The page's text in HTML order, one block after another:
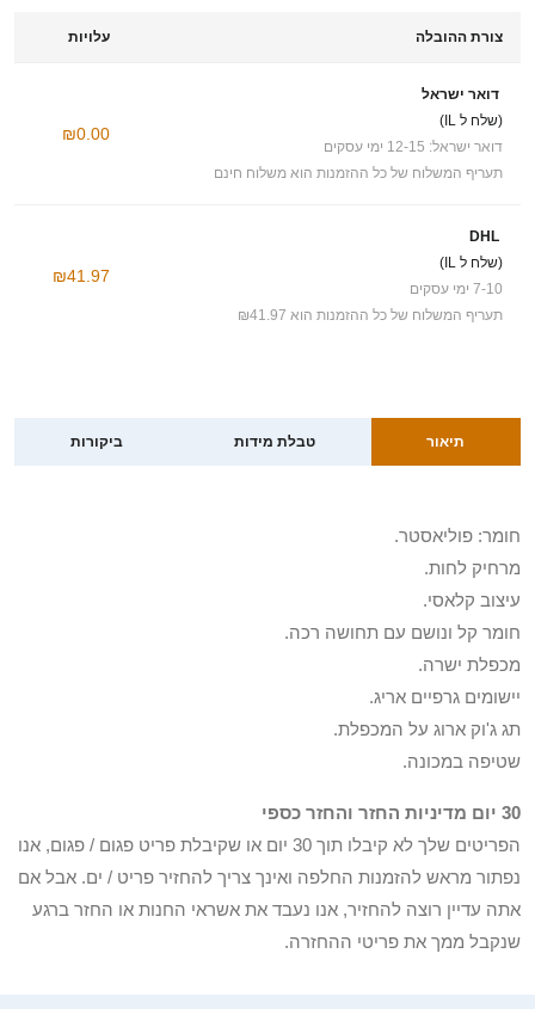
צורת ההובלה עלויות
דואר ישראל
(שלח ל IL)
דואר ישראל: 12-15 ימי עסקים
תעריף המשלוח של כל ההזמנות הוא משלוח חינם
₪0.00
DHL
(שלח ל IL)
7-10 ימי עסקים
תעריף המשלוח של כל ההזמנות הוא ₪41.97
₪41.97
תיאור טבלת מידות ביקורות
חומר: פוליאסטר.
מרחיק לחות.
עיצוב קלאסי.
חומר קל ונושם עם תחושה רכה.
מכפלת ישרה.
יישומים גרפיים אריג.
תג ג'וק ארוג על המכפלת.
שטיפה במכונה.
30 יום מדיניות החזר והחזר כספי
הפריטים שלך לא קיבלו תוך 30 יום או שקיבלת פריט פגום / פגום, אנו
נפתור מראש להזמנות החלפה ואינך צריך להחזיר פריט / ים. אבל אם
אתה עדיין רוצה להחזיר, אנו נעבד את אשראי החנות או החזר ברגע
שנקבל ממך את פריטי ההחזרה.